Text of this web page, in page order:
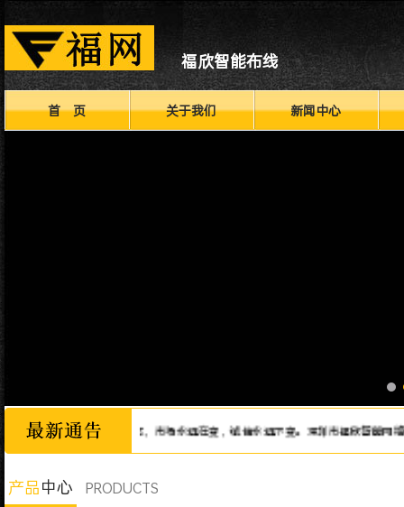
福欣智能布线
首 页 关于我们 新闻中心
诚信为本，市场永远在变，诚信永远不变。深圳市福欣智能网络科
产品中心 PRODUCTS